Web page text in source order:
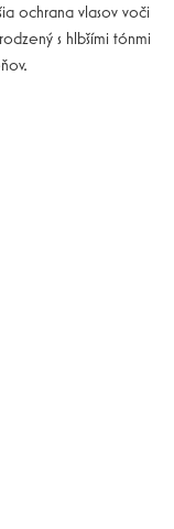
ochrana vlasov voči
s hlbšími tónmi